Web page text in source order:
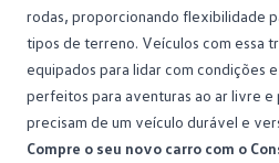
rodas, proporcionando flexibilidade
tipos de terreno. Veículos com essa
equipados para lidar com condições
perfeitos para aventuras ao ar livre e
precisam de um veículo durável e
Compre o seu novo carro com o